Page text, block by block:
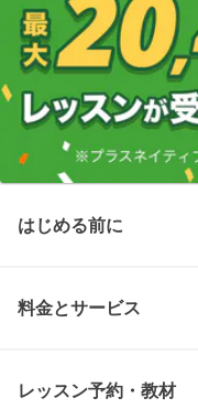
はじめる前に
料金とサービス
レッスン予約・教材